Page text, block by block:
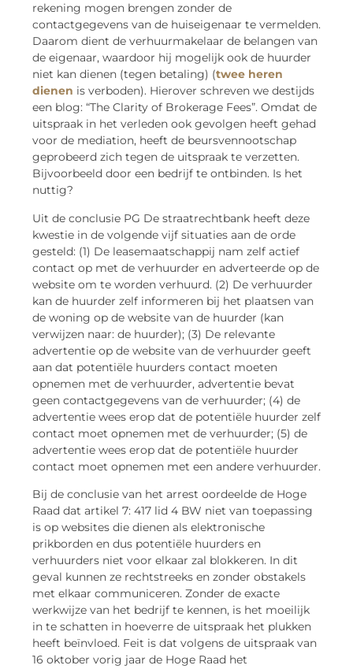
rekening mogen brengen zonder de
contactgegevens van de huiseigenaar te vermelden.​
Daarom dient de verhuurmakelaar de belangen van
de eigenaar, waardoor hij mogelijk ook de huurder
niet kan dienen (tegen betaling) (twee heren
dienen is verboden). Hierover schreven we destijds
een blog: “The Clarity of Brokerage Fees”. Omdat de
uitspraak in het verleden ook gevolgen heeft gehad
voor de mediation, heeft de beursvennootschap
geprobeerd zich tegen de uitspraak te verzetten.
Bijvoorbeeld door een bedrijf te ontbinden. Is het
nuttig?
Uit de conclusie PG De straatrechtbank heeft deze
kwestie in de volgende vijf situaties aan de orde
gesteld: (1) De leasemaatschappij nam zelf actief
contact op met de verhuurder en adverteerde op de
website om te worden verhuurd. (2) De verhuurder
kan de huurder zelf informeren bij het plaatsen van
de woning op de website van de huurder (kan
verwijzen naar: de huurder); (3) De relevante
advertentie op de website van de verhuurder geeft
aan dat potentiële huurders contact moeten
opnemen met de verhuurder, advertentie bevat
geen contactgegevens van de verhuurder; (4) de
advertentie wees erop dat de potentiële huurder zelf
contact moet opnemen met de verhuurder; (5) de
advertentie wees erop dat de potentiële huurder
contact moet opnemen met een andere verhuurder.
Bij de conclusie van het arrest oordeelde de Hoge
Raad dat artikel 7: 417 lid 4 BW niet van toepassing
is op websites die dienen als elektronische
prikborden en dus potentiële huurders en
verhuurders niet voor elkaar zal blokkeren. In dit
geval kunnen ze rechtstreeks en zonder obstakels
met elkaar communiceren. Zonder de exacte
werkwijze van het bedrijf te kennen, is het moeilijk
in te schatten in hoeverre de uitspraak het plukken
heeft beïnvloed. Feit is dat volgens de uitspraak van
16 oktober vorig jaar de Hoge Raad het